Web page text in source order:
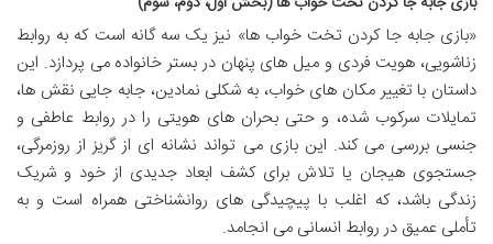
«بازی جابه جا کردن تخت خواب ها» نیز یک سه گانه است که به روابط
زناشویی، هویت فردی و میل های پنهان در بستر خانواده می پردازد. این
داستان با تغییر مکان های خواب، به شکلی نمادین، جابه جایی نقش ها،
تمایلات سرکوب شده، و حتی بحران های هویتی را در روابط عاطفی و
جنسی بررسی می کند. این بازی می تواند نشانه ای از گریز از روزمرگی،
جستجوی هیجان یا تلاش برای کشف ابعاد جدیدی از خود و شریک
زندگی باشد، که اغلب با پیچیدگی های روانشناختی همراه است و به
تأملی عمیق در روابط انسانی می انجامد.